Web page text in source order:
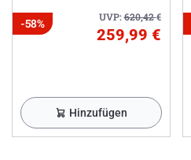
UVP:620,42€
-58%
259,99 €
Hinzufügen